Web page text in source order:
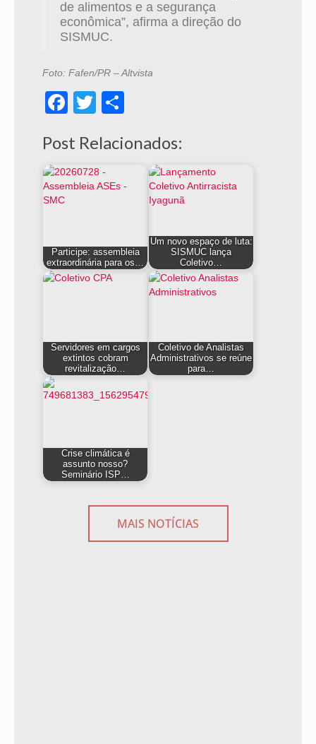
de alimentos e a segurança
econômica”, afirma a direção do
SISMUC.
Foto: Fafen/PR – Altvista
Facebook
Twitter
Post Relacionados:
Participe: assembleia
extraordinária para os…
Um novo espaço de luta:
SISMUC lança
Coletivo…
Servidores em cargos
extintos cobram
revitalização…
Coletivo de Analistas
Administrativos se reúne
para…
Crise climática é
assunto nosso?
Seminário ISP…
MAIS NOTÍCIAS